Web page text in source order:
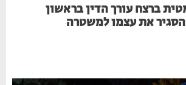
ברצח עורך הדין בראשון
את עצמו למשטרה